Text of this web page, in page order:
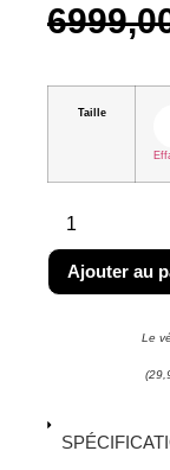
Taille
Ajouter au
Le